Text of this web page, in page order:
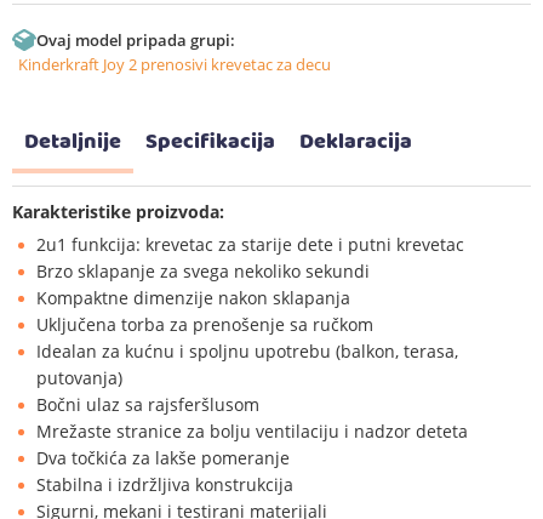
Ovaj model pripada grupi:
Kinderkraft Joy 2 prenosivi krevetac za decu
Detaljnije Specifikacija Deklaracija
Karakteristike proizvoda:
2u1 funkcija: krevetac za starije dete i putni krevetac
Brzo sklapanje za svega nekoliko sekundi
Kompaktne dimenzije nakon sklapanja
Uključena torba za prenošenje sa ručkom
Idealan za kućnu i spoljnu upotrebu (balkon, terasa,
putovanja)
Bočni ulaz sa rajsferšlusom
Mrežaste stranice za bolju ventilaciju i nadzor deteta
Dva točkića za lakše pomeranje
Stabilna i izdržljiva konstrukcija
Sigurni, mekani i testirani materijali